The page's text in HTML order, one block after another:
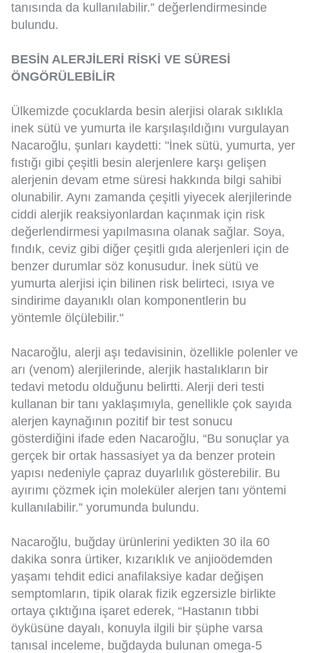
tanısında da kullanılabilir.” değerlendirmesinde
bulundu.
BESİN ALERJİLERİ RİSKİ VE SÜRESİ
ÖNGÖRÜLEBİLİR
Ülkemizde çocuklarda besin alerjisi olarak sıklıkla
inek sütü ve yumurta ile karşılaşıldığını vurgulayan
Nacaroğlu, şunları kaydetti: "İnek sütü, yumurta, yer
fıstığı gibi çeşitli besin alerjenlere karşı gelişen
alerjenin devam etme süresi hakkında bilgi sahibi
olunabilir. Aynı zamanda çeşitli yiyecek alerjilerinde
ciddi alerjik reaksiyonlardan kaçınmak için risk
değerlendirmesi yapılmasına olanak sağlar. Soya,
fındık, ceviz gibi diğer çeşitli gıda alerjenleri için de
benzer durumlar söz konusudur. İnek sütü ve
yumurta alerjisi için bilinen risk belirteci, ısıya ve
sindirime dayanıklı olan komponentlerin bu
yöntemle ölçülebilir."
Nacaroğlu, alerji aşı tedavisinin, özellikle polenler ve
arı (venom) alerjilerinde, alerjik hastalıkların bir
tedavi metodu olduğunu belirtti. Alerji deri testi
kullanan bir tanı yaklaşımıyla, genellikle çok sayıda
alerjen kaynağının pozitif bir test sonucu
gösterdiğini ifade eden Nacaroğlu, “Bu sonuçlar ya
gerçek bir ortak hassasiyet ya da benzer protein
yapısı nedeniyle çapraz duyarlılık gösterebilir. Bu
ayırımı çözmek için moleküler alerjen tanı yöntemi
kullanılabilir.” yorumunda bulundu.
Nacaroğlu, buğday ürünlerini yedikten 30 ila 60
dakika sonra ürtiker, kızarıklık ve anjioödemden
yaşamı tehdit edici anafilaksiye kadar değişen
semptomların, tipik olarak fizik egzersizle birlikte
ortaya çıktığına işaret ederek, “Hastanın tıbbi
öyküsüne dayalı, konuyla ilgili bir şüphe varsa
tanısal inceleme, buğdayda bulunan omega-5